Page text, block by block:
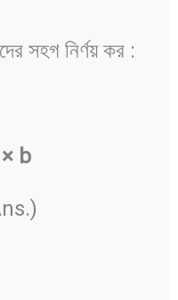
সহগ নির্ণয় কর :
b